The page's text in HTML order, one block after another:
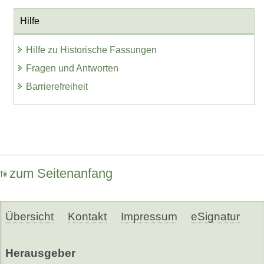
Hilfe
Hilfe zu Historische Fassungen
Fragen und Antworten
Barrierefreiheit
zum Seitenanfang
Übersicht Kontakt Impressum eSignatur
Herausgeber